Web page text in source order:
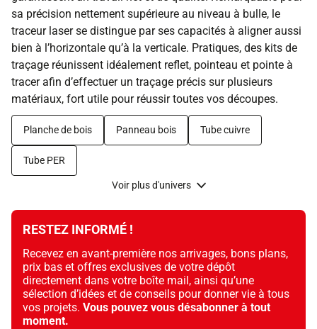
sa précision nettement supérieure au niveau à bulle, le
traceur laser se distingue par ses capacités à aligner aussi
bien à l’horizontale qu’à la verticale. Pratiques, des kits de
traçage réunissent idéalement reflet, pointeau et pointe à
tracer afin d’effectuer un traçage précis sur plusieurs
matériaux, fort utile pour réussir toutes vos découpes.
Planche de bois Panneau bois Tube cuivre
Tube PER
Voir plus d'univers
RESTEZ INFORMÉ !
Recevez en avant-première nos arrivages, bons plans,
prix bas et offres exclusives de votre dépôt
directement dans votre boîte mail, ainsi qu’une
sélection d’idées et de conseils pour donner vie à tous
vos projets. Vous pouvez vous désabonner à tout
moment.